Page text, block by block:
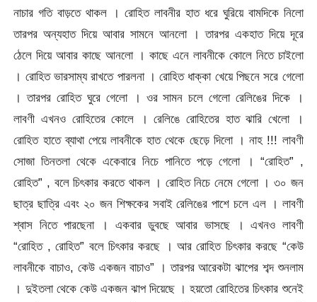
নাচার গতি বাড়তে থাকল । রোহিত লাবনীর হাত ধরে ঘুরিয়ে বামদিকে নিলো
তারপর অন্যহাত দিয়ে আবার সামনে আনলো । তারপর একহাত দিয়ে দূরে
ঠেলে দিয়ে আবার কাছে আনলো । কাছে এনে লাবনীকে কোলে নিতে চাইলো
। রোহিত ভারসাম্য রাখতে পারলনা । রোহিত ধাক্কা খেয়ে পিছনে সরে গেলো
। তারপর রোহিত ঘুরে গেলো । ওর সামন চলে গেলো রেলিঙের দিকে ।
লাবণী এখনও রোহিতের কোলে । রেলিঙে রোহিতের হাত ঝারি খেলো ।
রোহিত হাতে ব্যাথা পেয়ে লাবনীকে হাত থেকে ছেড়ে দিলো । নাহ !!! লাবণী
সোজা তিনতলা থেকে একেবারে নিচে পানিতে পড়ে গেলো । “রোহিত” ,
রোহিত” , বলে চিৎকার করতে থাকল । রোহিত নিচে নেমে গেলো । ৩০ জন
ছাত্র ছাত্রি এবং ২০ জন শিক্ষকের সবাই রেলিঙের পাশে চলে এল । লাবণী
শ্বাস নিতে পারছেনা । একবার ডুবছে আবার ভাসছে । এখনও লাবণী
“রোহিত , রোহিত” বলে চিৎকার করছে । আর রোহিত চিৎকার করছে “কেউ
লাবনীকে বাচাও, কেউ একজন বাচাও” । তারপর আরেকটা ঝাপের শব্দ শুনলাম
। দুইতলা থেকে কেউ একজন ঝাপ দিয়েছে । হয়তো রোহিতের চিৎকার শুনেই